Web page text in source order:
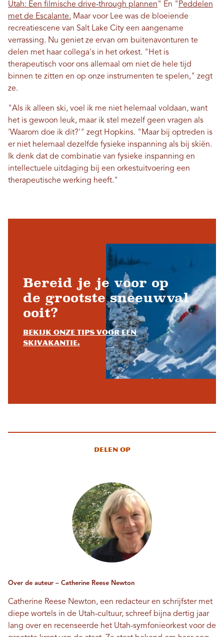
Utah: Een filmische drive-through plannen" En " Peddelen
met de Escalante. Maar voor Lee was de bloeiende
recreatiescene van Salt Lake City een aangename
verrassing. Nu geniet ze ervan om buitenavonturen te
delen met haar collega's in het orkest. "Het is
therapeutisch voor ons allemaal om niet de hele tijd
binnen te zitten en op onze instrumenten te spelen," zegt
ze.
"Als ik alleen ski, voel ik me niet helemaal voldaan, want
het is gewoon leuk, maar ik stel mezelf geen vragen als
'Waarom doe ik dit?'" zegt Hopkins. "Maar bij optreden is
er niet helemaal dezelfde fysieke inspanning als bij skiën.
Ik denk dat de combinatie van fysieke inspanning en
intellectuele uitdaging bij een orkestuitvoering een
therapeutische werking heeft."
Bereid je je voor op
de grootste sneeuwval
ooit?
Bekijk onze tips voor een
skivakantie.
Delen op
Over de auteur – Catherine Reese Newton
Catherine Reese Newton, een redacteur en schrijfster met
diepe wortels in de Utah-cultuur, schreef bijna dertig jaar
lang over en recenseerde het Utah-symfonieorkest voor de